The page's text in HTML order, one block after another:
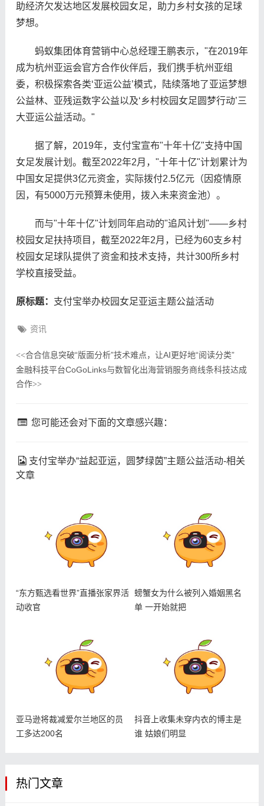
助经济欠发达地区发展校园女足，助力乡村女孩的足球
梦想。
蚂蚁集团体育营销中心总经理王鹏表示，"在2019年
成为杭州亚运会官方合作伙伴后，我们携手杭州亚组
委，积极探索各类‘亚运公益’模式，陆续落地了亚运梦想
公益林、亚残运数字公益以及‘乡村校园女足圆梦行动’三
大亚运公益活动。"
据了解，2019年，支付宝宣布"十年十亿"支持中国
女足发展计划。截至2022年2月，"十年十亿"计划累计为
中国女足提供3亿元资金，实际拨付2.5亿元（因疫情原
因，有5000万元预算未使用，拨入未来资金池）。
而与"十年十亿"计划同年启动的"追风计划"——乡村
校园女足扶持项目，截至2022年2月，已经为60支乡村
校园女足球队提供了资金和技术支持，共计300所乡村
学校直接受益。
原标题： 支付宝举办校园女足亚运主题公益活动
资讯
<<合合信息突破“版面分析”技术难点，让AI更好地“阅读分类”
金融科技平台CoGoLinks与数智化出海营销服务商线条科技达成
合作>>
您可能还会对下面的文章感兴趣：
支付宝举办“益起亚运，圆梦绿茵”主题公益活动-相关
文章
“东方甄选看世界”直播张家界活
动收官
螃蟹女为什么被列入婚姻黑名
单 一开始就把
亚马逊将裁减爱尔兰地区的员
工多达200名
抖音上收集未穿内衣的博主是
谁 姑娘们明显
热门文章